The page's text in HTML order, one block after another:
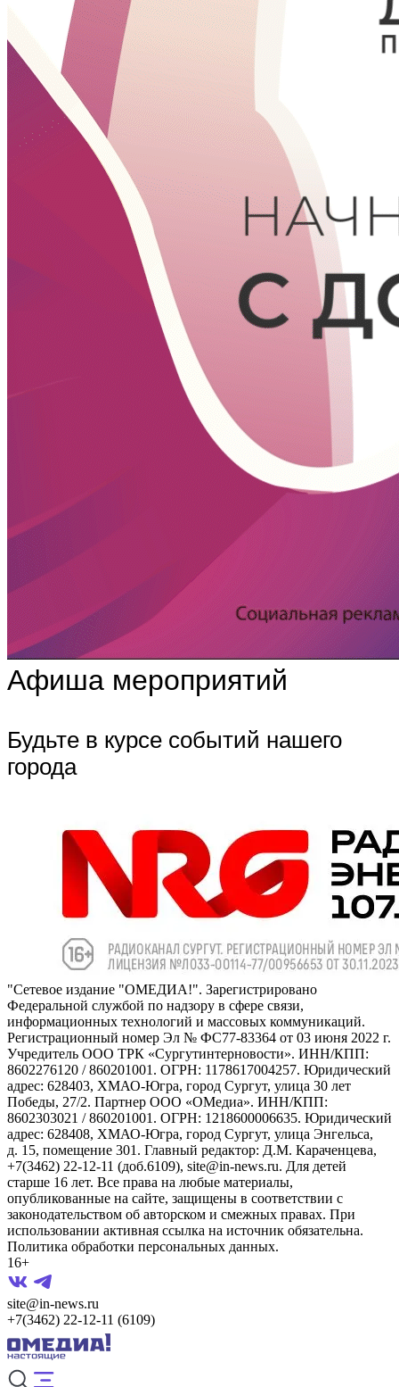
Афиша мероприятий
Будьте в курсе событий нашего
города
"Сетевое издание "ОМЕДИА!". Зарегистрировано
Федеральной службой по надзору в сфере связи,
информационных технологий и массовых коммуникаций.
Регистрационный номер Эл № ФС77-83364 от 03 июня 2022 г.
Учредитель ООО ТРК «Сургутинтерновости». ИНН/КПП:
8602276120 / 860201001. ОГРН: 1178617004257. Юридический
адрес: 628403, ХМАО-Югра, город Сургут, улица 30 лет
Победы, 27/2. Партнер ООО «ОМедиа». ИНН/КПП:
8602303021 / 860201001. ОГРН: 1218600006635. Юридический
адрес: 628408, ХМАО-Югра, город Сургут, улица Энгельса,
д. 15, помещение 301. Главный редактор: Д.М. Караченцева,
+7(3462) 22-12-11 (доб.6109), site@in-news.ru. Для детей
старше 16 лет. Все права на любые материалы,
опубликованные на сайте, защищены в соответствии с
законодательством об авторском и смежных правах. При
использовании активная ссылка на источник обязательна.
Политика обработки персональных данных.
16+
site@in-news.ru
+7(3462) 22-12-11 (6109)